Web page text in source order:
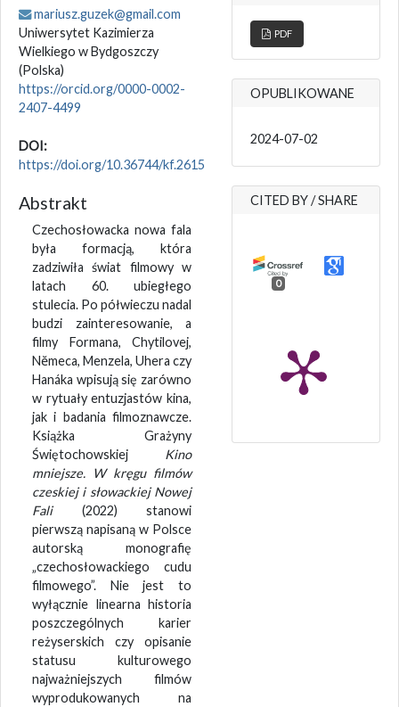
mariusz.guzek@gmail.com
Uniwersytet Kazimierza
Wielkiego w Bydgoszczy
(Polska)
https://orcid.org/0000-0002-
2407-4499
DOI:
https://doi.org/10.36744/kf.2615
Abstrakt
Czechosłowacka nowa fala
była formacją, która
zadziwiła świat filmowy w
latach 60. ubiegłego
stulecia. Po półwieczu nadal
budzi zainteresowanie, a
filmy Formana, Chytilovej,
Nĕmeca, Menzela, Uhera czy
Hanáka wpisują się zarówno
w rytuały entuzjastów kina,
jak i badania filmoznawcze.
Książka Grażyny
Świętochowskiej Kino
mniejsze. W kręgu filmów
czeskiej i słowackiej Nowej
Fali(2022) stanowi
pierwszą napisaną w Polsce
autorską monografię
„czechosłowackiego cudu
filmowego”. Nie jest to
wyłącznie linearna historia
poszczególnych karier
reżyserskich czy opisanie
statusu kulturowego
najważniejszych filmów
wyprodukowanych na
PDF
OPUBLIKOWANE
2024-07-02
CITED BY / SHARE
0